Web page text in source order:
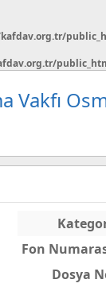
Vakfı
Fon
Dosya